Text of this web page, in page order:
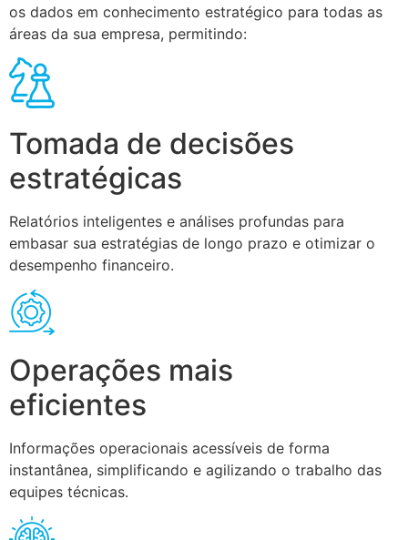
os dados em conhecimento estratégico para todas as
áreas da sua empresa, permitindo:
Tomada de decisões
estratégicas
Relatórios inteligentes e análises profundas para
embasar sua estratégias de longo prazo e otimizar o
desempenho financeiro.
Operações mais
eficientes
Informações operacionais acessíveis de forma
instantânea, simplificando e agilizando o trabalho das
equipes técnicas.